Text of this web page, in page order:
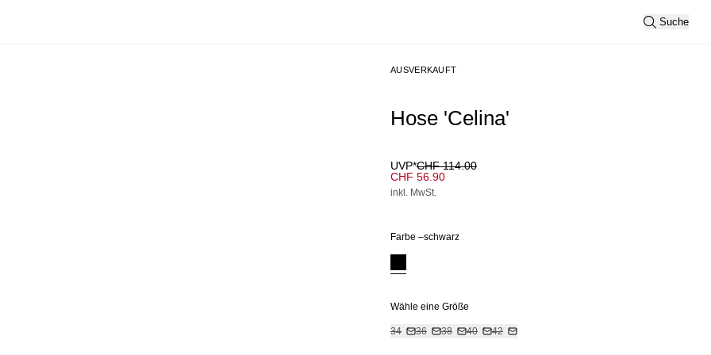
Suche
AUSVERKAUFT
Hose 'Celina'
UVP*CHF 114.00
CHF 56.90
inkl. MwSt.
Farbe –schwarz
Wähle eine Größe
34 36 38 40 42